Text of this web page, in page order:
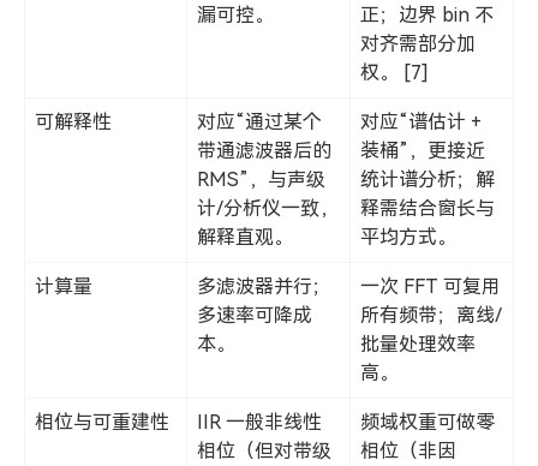
漏可控。
正；边界 bin 不
对齐需部分加
权。 [7]
可解释性
对应“通过某个
带通滤波器后的
RMS”，与声级
计/分析仪一致，
解释直观。
对应“谱估计 +
装桶”，更接近
统计谱分析；解
释需结合窗长与
平均方式。
计算量
多滤波器并行；
多速率可降成
本。
一次 FFT 可复用
所有频带；离线/
批量处理效率
高。
相位与可重建性
IIR 一般非线性
相位（但对带级
频域权重可做零
相位（非因